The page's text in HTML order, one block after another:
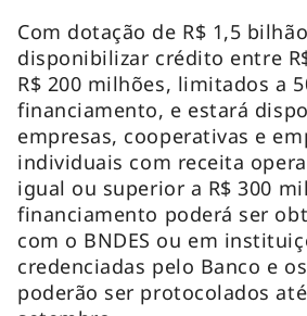
Com dotação de R$ 1,5
disponibilizar crédito entre
R$ 200 milhões, limitados a
financiamento, e estará
empresas, cooperativas e
individuais com receita
igual ou superior a R$ 300
financiamento poderá ser
com o BNDES ou em
credenciadas pelo Banco e
poderão ser protocolados